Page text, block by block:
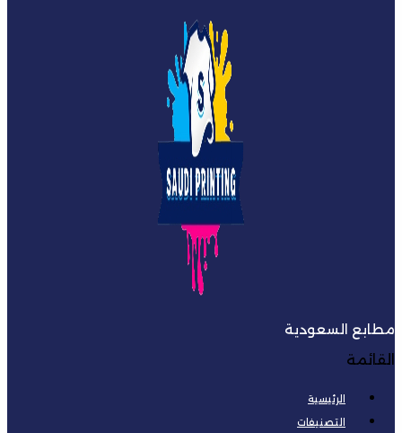
مطابع السعودية
القائمة
الرئيسية
التصنيفات